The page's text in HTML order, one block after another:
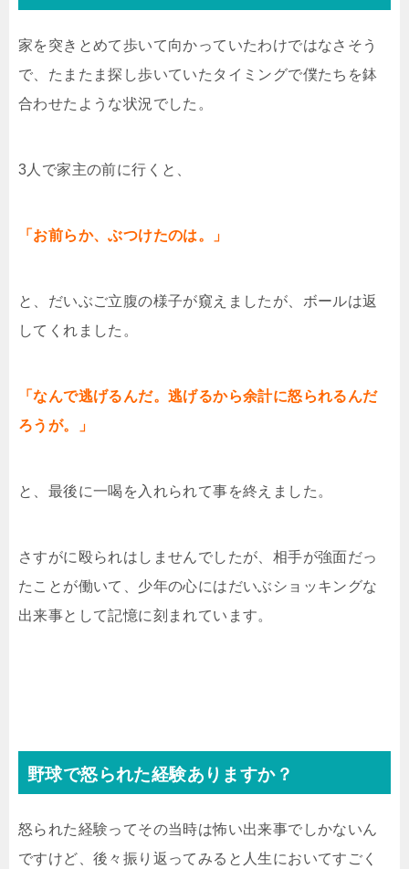
家を突きとめて歩いて向かっていたわけではなさそう
で、たまたま探し歩いていたタイミングで僕たちを鉢
合わせたような状況でした。
3人で家主の前に行くと、
「お前らか、ぶつけたのは。」
と、だいぶご立腹の様子が窺えましたが、ボールは返
してくれました。
「なんで逃げるんだ。逃げるから余計に怒られるんだ
ろうが。」
と、最後に一喝を入れられて事を終えました。
さすがに殴られはしませんでしたが、相手が強面だっ
たことが働いて、少年の心にはだいぶショッキングな
出来事として記憶に刻まれています。
野球で怒られた経験ありますか？
怒られた経験ってその当時は怖い出来事でしかないん
ですけど、後々振り返ってみると人生においてすごく